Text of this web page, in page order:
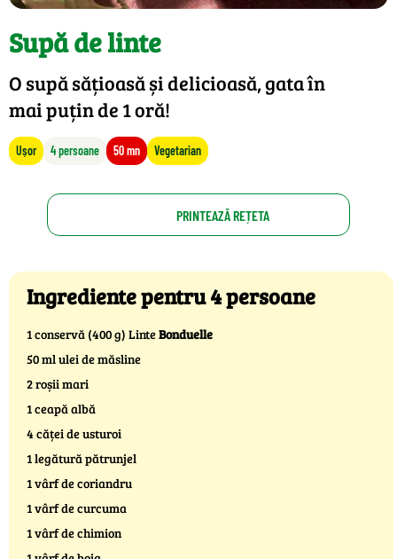
Supă de linte
O supă sățioasă și delicioasă, gata în
mai puțin de 1 oră!
Ușor 4 persoane 50 mn Vegetarian
PRINTEAZĂ REȚETA
Ingrediente pentru 4 persoane
1 conservă (400 g) LinteBonduelle
50 ml ulei de măsline
2 roșii mari
1 ceapă albă
4 căței de usturoi
1 legătură pătrunjel
1 vârf de coriandru
1 vârf de curcuma
1 vârf de chimion